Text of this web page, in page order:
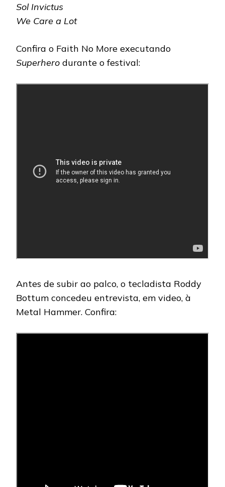
Sol Invictus
We Care a Lot
Confira o Faith No More executando
Superhero durante o festival:
Antes de subir ao palco, o tecladista Roddy
Bottum concedeu entrevista, em video, à
Metal Hammer. Confira: